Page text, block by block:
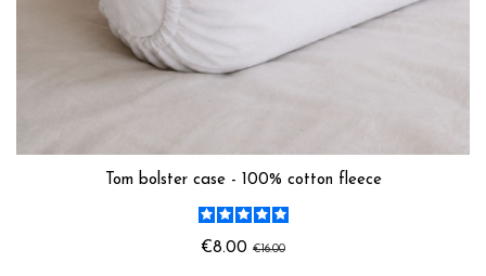
Tom bolster case - 100% cotton fleece
€8.00 €16.00